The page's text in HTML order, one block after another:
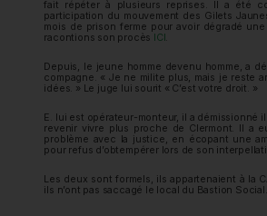
fait répéter à plusieurs reprises. Il a été
participation du mouvement des Gilets
mois de prison ferme pour avoir dégradé
racontions son procès ICI
Depuis, le jeune homme devenu homme, a
compagne. « Je ne milite plus, mais je reste
idées. » Le juge lui sourit « C’est votre droit. »
E. lui est opérateur-monteur, il a démissionné
revenir vivre plus proche de Clermont. Il a
problème avec la justice, en écopant une
pour refus d’obtempérer lors de son
Les deux sont formels, ils appartenaient à la
ils n’ont pas saccagé le local du Bastion Social.